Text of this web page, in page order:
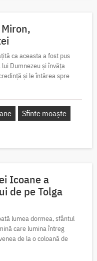
ca aceasta a fost pus
Dumnezeu și învăța
și le întărea spre
Sfinte moaște
Icoane a
de pe Tolga
lumea dormea, sfântul
care lumina întreg
de la o coloană de